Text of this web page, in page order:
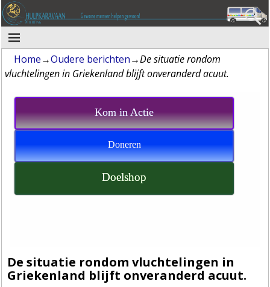
Home→Oudere berichten→De situatie rondom
vluchtelingen in Griekenland blijft onveranderd acuut.
Kom in Actie
Doneren
Doelshop
De situatie rondom vluchtelingen in
Griekenland blijft onveranderd acuut.